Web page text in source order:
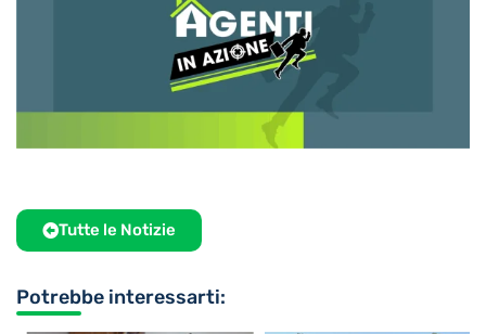
Tutte le Notizie
Potrebbe interessarti: